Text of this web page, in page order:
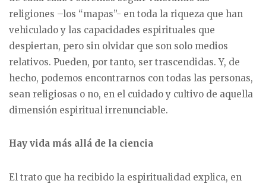
religiones –los “mapas”- en toda la riqueza que han
vehiculado y las capacidades espirituales que
despiertan, pero sin olvidar que son solo medios
relativos. Pueden, por tanto, ser trascendidas. Y, de
hecho, podemos encontrarnos con todas las personas,
sean religiosas o no, en el cuidado y cultivo de aquella
dimensión espiritual irrenunciable.
Hay vida más allá de la ciencia
El trato que ha recibido la espiritualidad explica, en